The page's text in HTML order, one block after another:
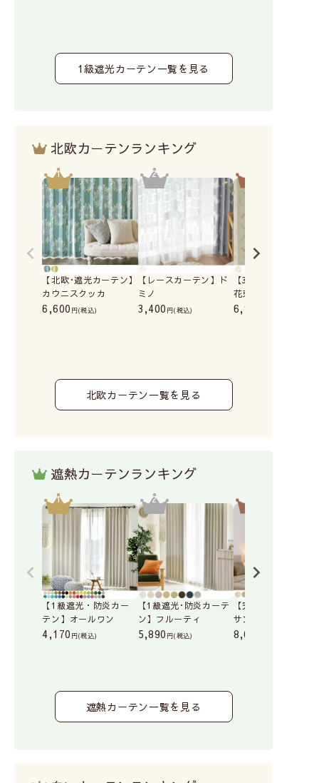
1級遮光カーテン一覧を見る
北欧カーテンランキング
【北欧･遮光カーテン】
カウニスクッカ
6,600 (税込)
【レースカーテン】ド
ミノ
3,400 (税込)
【3級遮光カーテン
花束｜星燈社
6,100
北欧カーテン一覧を見る
遮熱カーテンランキング
【1級遮光・防炎カー
テン】オールワン
4,170 (税込)
【1級遮光･防炎カーテ
ン】フルーティ
5,890 (税込)
【完全遮光カーテン
サンガード
8,000
遮熱カーテン一覧を見る